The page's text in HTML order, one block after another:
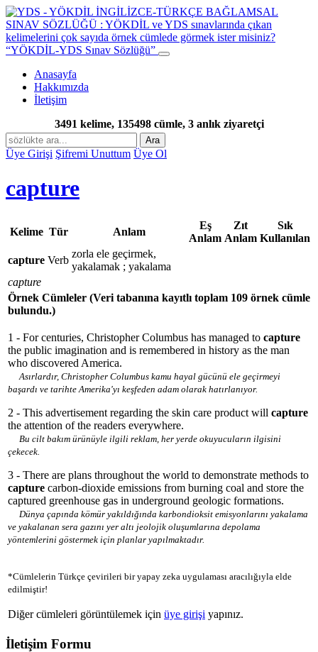
“YÖKDİL-YDS Sınav Sözlüğü”
Anasayfa
Hakkımızda
İletişim
3491 kelime, 135498 cümle, 3 anlık ziyaretçi
Ara
Üye Girişi Şifremi Unuttum Üye Ol
capture
Kelime Tür Anlam
Eş
Anlam
Zıt
Anlam
Sık
Kullanılan
capture Verb
zorla ele geçirmek,
yakalamak ; yakalama
capture
Örnek Cümleler (Veri tabanına kayıtlı toplam 109 örnek cümle
bulundu.)
1 - For centuries, Christopher Columbus has managed to capture
the public imagination and is remembered in history as the man
who discovered America.
Asırlardır, Christopher Columbus kamu hayal gücünü ele geçirmeyi
başardı ve tarihte Amerika'yı keşfeden adam olarak hatırlanıyor.
2 - This advertisement regarding the skin care product will capture
the attention of the readers everywhere.
Bu cilt bakım ürünüyle ilgili reklam, her yerde okuyucuların ilgisini
çekecek.
3 - There are plans throughout the world to demonstrate methods to
capture carbon-dioxide emissions from burning coal and store the
captured greenhouse gas in underground geologic formations.
Dünya çapında kömür yakıldığında karbondioksit emisyonlarını yakalama
ve yakalanan sera gazını yer altı jeolojik oluşumlarına depolama
yöntemlerini göstermek için planlar yapılmaktadır.
*Cümlelerin Türkçe çevirileri bir yapay zeka uygulaması aracılığıyla elde
edilmiştir!
Diğer cümleleri görüntülemek için üye girişi yapınız.
İletişim Formu